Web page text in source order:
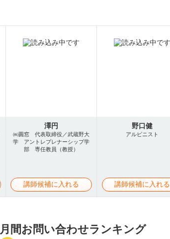
澤円
㈱圓窓 代表取締役／武蔵野大
学 アントレプレナーシップ学
部 専任教員（教授）
講師候補に入れる
野口健
アルピニスト
講師候補に入れる
月間お問い合わせランキング